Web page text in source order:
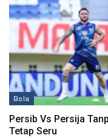
Bola
Persib Vs Persija
Tetap Seru